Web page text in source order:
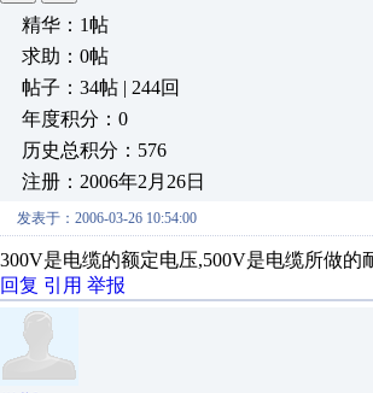
精华：1帖
求助：0帖
帖子：34帖 | 244回
年度积分：0
历史总积分：576
注册：2006年2月26日
发表于：2006-03-26 10:54:00
300V是电缆的额定电压,500V是电缆所做的
回复 引用 举报